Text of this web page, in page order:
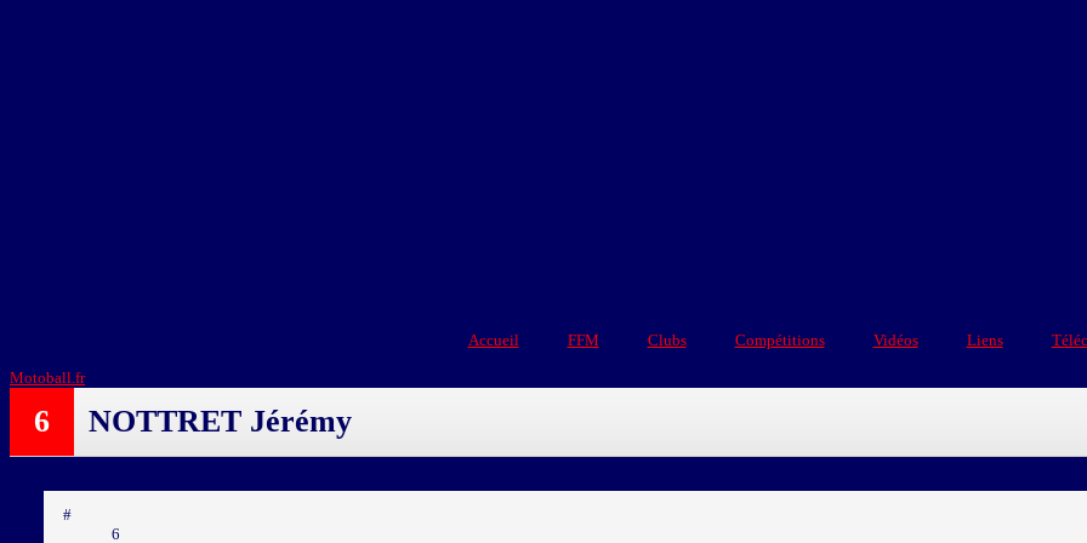
Accueil FFM Clubs Compétitions Vidéos Liens
Motoball.fr>
6 NOTTRET Jérémy
#
6